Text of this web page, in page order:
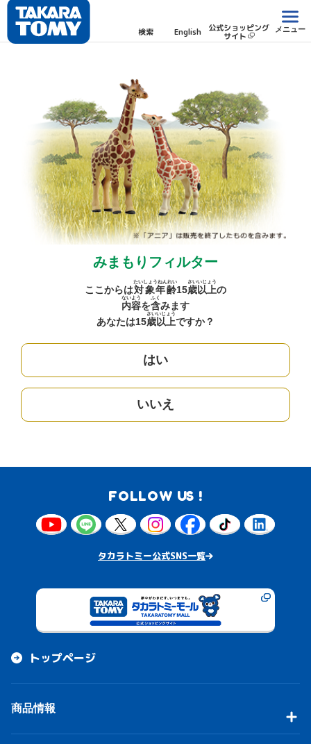
検索 English 公式ショッピング
サイト
メニュー
みまもりフィルター
ここからは対象年齢
たいしょうねんれい
15歳
さい
以上
いじょう
の
内容
ないよう
を含
ふく
みます
あなたは15歳
さい
以上
いじょう
ですか？
はい
いいえ
FOLLOW US !
タカラトミー公式SNS一覧
トップページ
商品情報